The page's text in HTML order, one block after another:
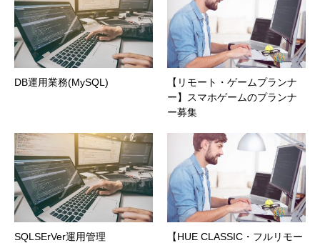
DB運用業務(MySQL)
【リモート・ゲームプランナ
ー】スマホゲームのプランナ
ー募集
SQLSErVer運用管理
【HUE CLASSIC・フルリモー